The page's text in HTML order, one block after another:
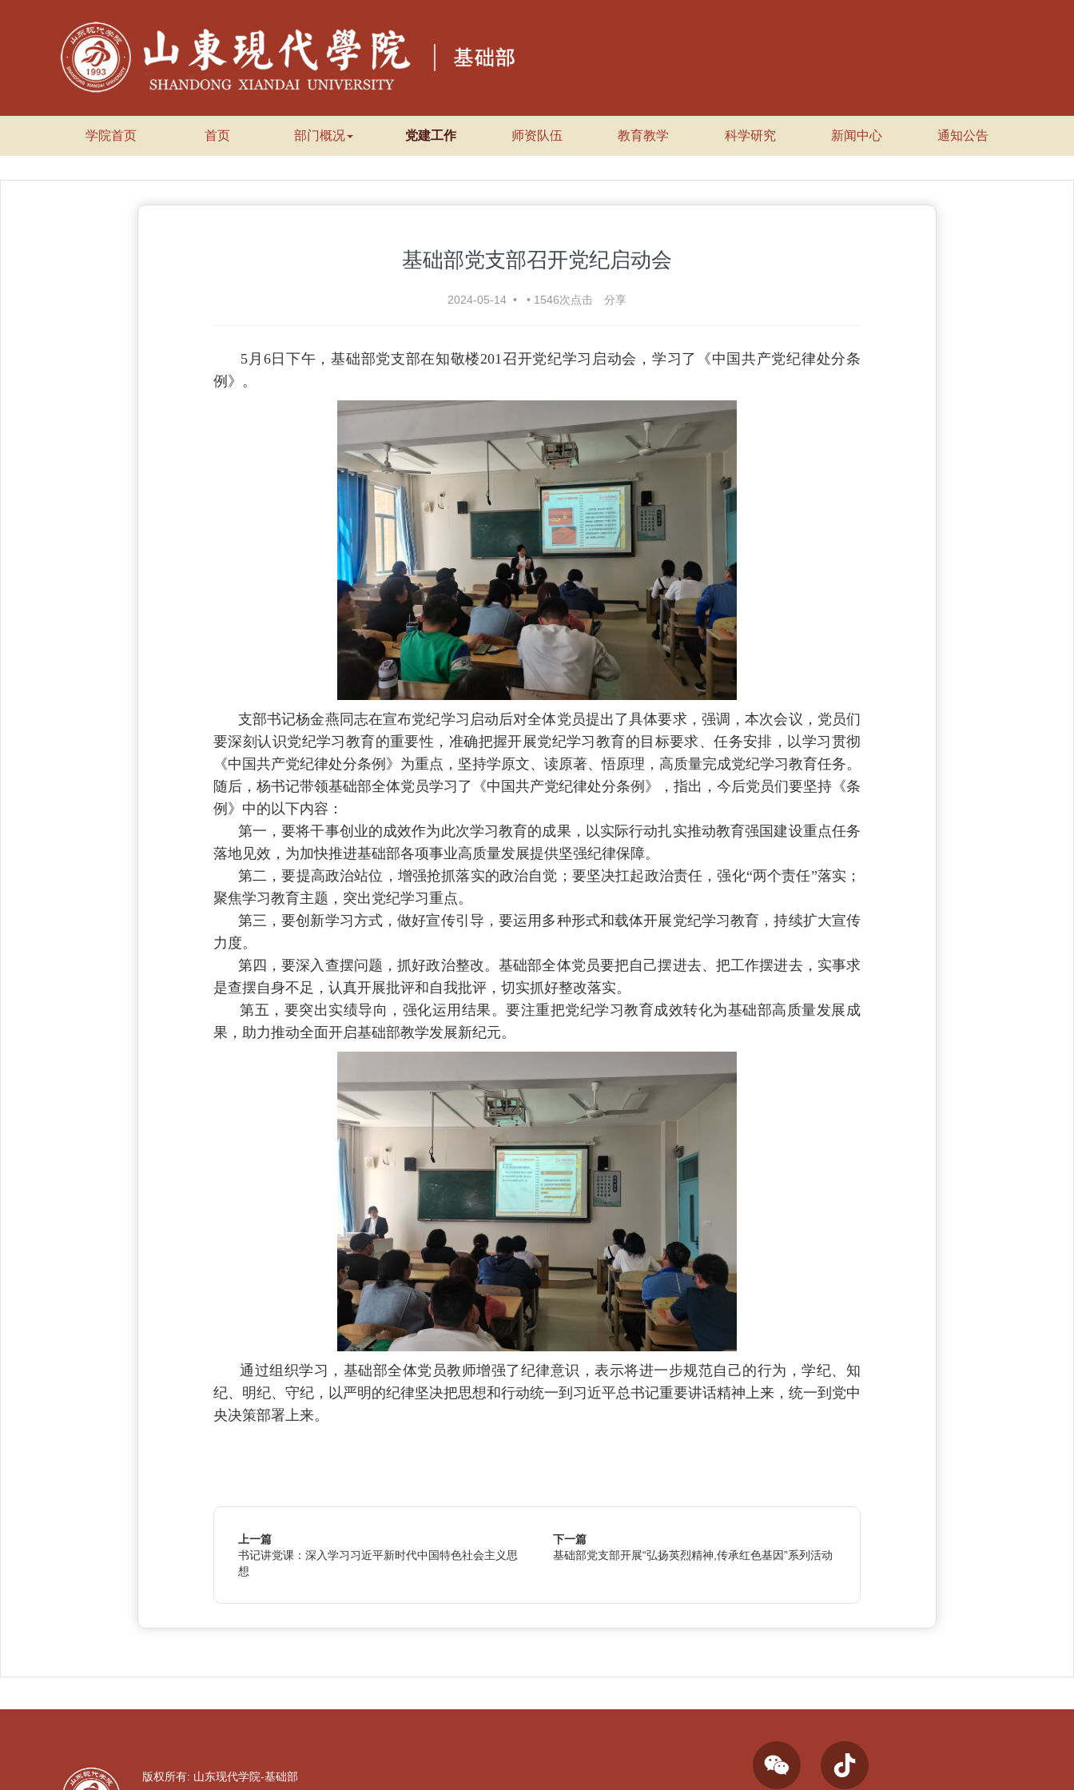
学院首页 首页 部门概况 党建工作 师资队伍 教育教学 科学研究 新闻中心 通知公告
基础部党支部召开党纪启动会
2024-05-14 • • 1546次点击 分享
5月6日下午，基础部党支部在知敬楼201召开党纪学习启动会，学习了《中国共产党纪律处分条
例》。
支部书记杨金燕同志在宣布党纪学习启动后对全体党员提出了具体要求，强调，本次会议，党员们
要深刻认识党纪学习教育的重要性，准确把握开展党纪学习教育的目标要求、任务安排，以学习贯彻
《中国共产党纪律处分条例》为重点，坚持学原文、读原著、悟原理，高质量完成党纪学习教育任务。
随后，杨书记带领基础部全体党员学习了《中国共产党纪律处分条例》，指出，今后党员们要坚持《条
例》中的以下内容：
第一，要将干事创业的成效作为此次学习教育的成果，以实际行动扎实推动教育强国建设重点任务
落地见效，为加快推进基础部各项事业高质量发展提供坚强纪律保障。
第二，要提高政治站位，增强抢抓落实的政治自觉；要坚决扛起政治责任，强化“两个责任”落实；
聚焦学习教育主题，突出党纪学习重点。
第三，要创新学习方式，做好宣传引导，要运用多种形式和载体开展党纪学习教育，持续扩大宣传
力度。
第四，要深入查摆问题，抓好政治整改。基础部全体党员要把自己摆进去、把工作摆进去，实事求
是查摆自身不足，认真开展批评和自我批评，切实抓好整改落实。
第五，要突出实绩导向，强化运用结果。要注重把党纪学习教育成效转化为基础部高质量发展成
果，助力推动全面开启基础部教学发展新纪元。
通过组织学习，基础部全体党员教师增强了纪律意识，表示将进一步规范自己的行为，学纪、知
纪、明纪、守纪，以严明的纪律坚决把思想和行动统一到习近平总书记重要讲话精神上来，统一到党中
央决策部署上来。
上一篇
书记讲党课：深入学习习近平新时代中国特色社会主义思
想
下一篇
基础部党支部开展“弘扬英烈精神,传承红色基因”系列活动
版权所有: 山东现代学院-基础部